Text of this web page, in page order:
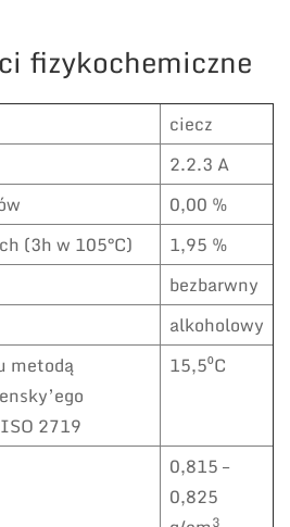
fizykochemiczne
ciecz
2.2.3 A
0,00 %
(3h w 105°C)
1,95 %
bezbarwny
alkoholowy
metodą
2719
15,5⁰C
0,815 –
0,825
3